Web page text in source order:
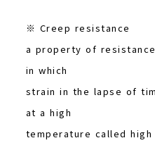
※ Creep resistance
a property of
in which
strain in the lapse of
at a high
temperature called